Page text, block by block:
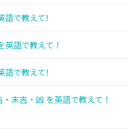
語で教えて!
語で教えて！
語で教えて!
末吉・凶 を英語で教えて！